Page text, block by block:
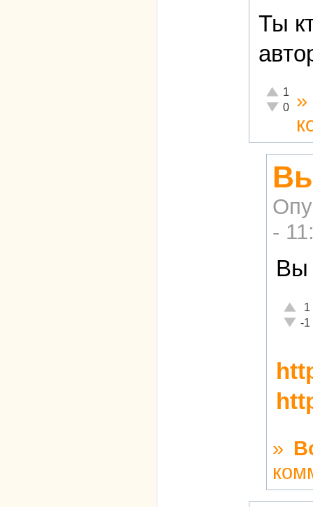
Ты
Отлично!
1
0
»
-
Вы
1
-1
»